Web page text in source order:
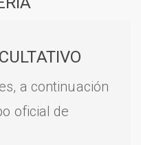
a continuación
oficial de